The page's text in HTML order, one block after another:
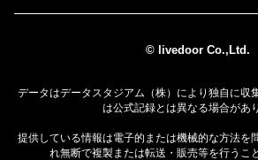
© livedoor Co.,Ltd.
データはデータスタジアム（株）により独自に収
は公式記録とは異なる場合があ
提供している情報は電子的または機械的な方法を
れ無断で複製または転送・販売等を行うこ